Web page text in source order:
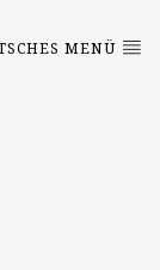
MENÜ